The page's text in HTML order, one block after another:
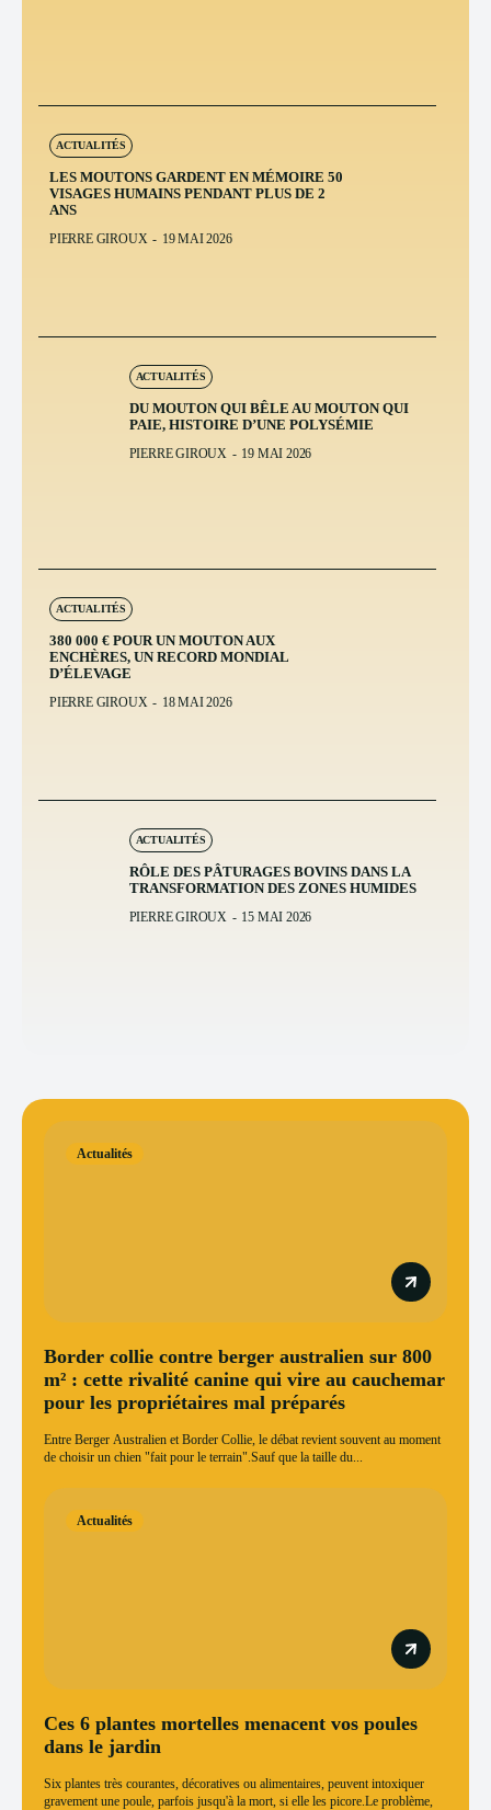
ACTUALITÉS
LES MOUTONS GARDENT EN MÉMOIRE 50
VISAGES HUMAINS PENDANT PLUS DE 2
ANS
PIERRE GIROUX - 19 MAI 2026
ACTUALITÉS
DU MOUTON QUI BÊLE AU MOUTON QUI
PAIE, HISTOIRE D’UNE POLYSÉMIE
PIERRE GIROUX - 19 MAI 2026
ACTUALITÉS
380 000 € POUR UN MOUTON AUX
ENCHÈRES, UN RECORD MONDIAL
D’ÉLEVAGE
PIERRE GIROUX - 18 MAI 2026
ACTUALITÉS
RÔLE DES PÂTURAGES BOVINS DANS LA
TRANSFORMATION DES ZONES HUMIDES
PIERRE GIROUX - 15 MAI 2026
Actualités
Border collie contre berger australien sur 800
m² : cette rivalité canine qui vire au cauchemar
pour les propriétaires mal préparés
Entre Berger Australien et Border Collie, le débat revient souvent au moment
de choisir un chien "fait pour le terrain".Sauf que la taille du...
Actualités
Ces 6 plantes mortelles menacent vos poules
dans le jardin
Six plantes très courantes, décoratives ou alimentaires, peuvent intoxiquer
gravement une poule, parfois jusqu'à la mort, si elle les picore.Le problème,